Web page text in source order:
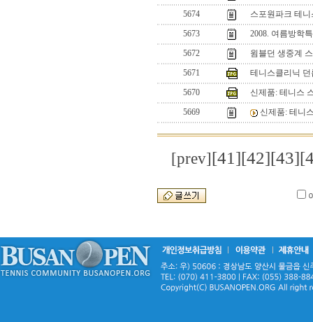
5674
스포원파크 테
5673
2008. 여름방학
5672
윔블던 생중계
5671
테니스클리닉
5670
신제품: 테니스
5669
신제품: 테니
[prev][41][42][43]